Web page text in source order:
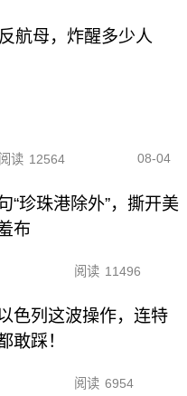
航母，炸醒多少人
阅读 12564 08-04
“珍珠港除外”，撕开美
布
阅读 11496
色列这波操作，连特
敢踩！
阅读 6954